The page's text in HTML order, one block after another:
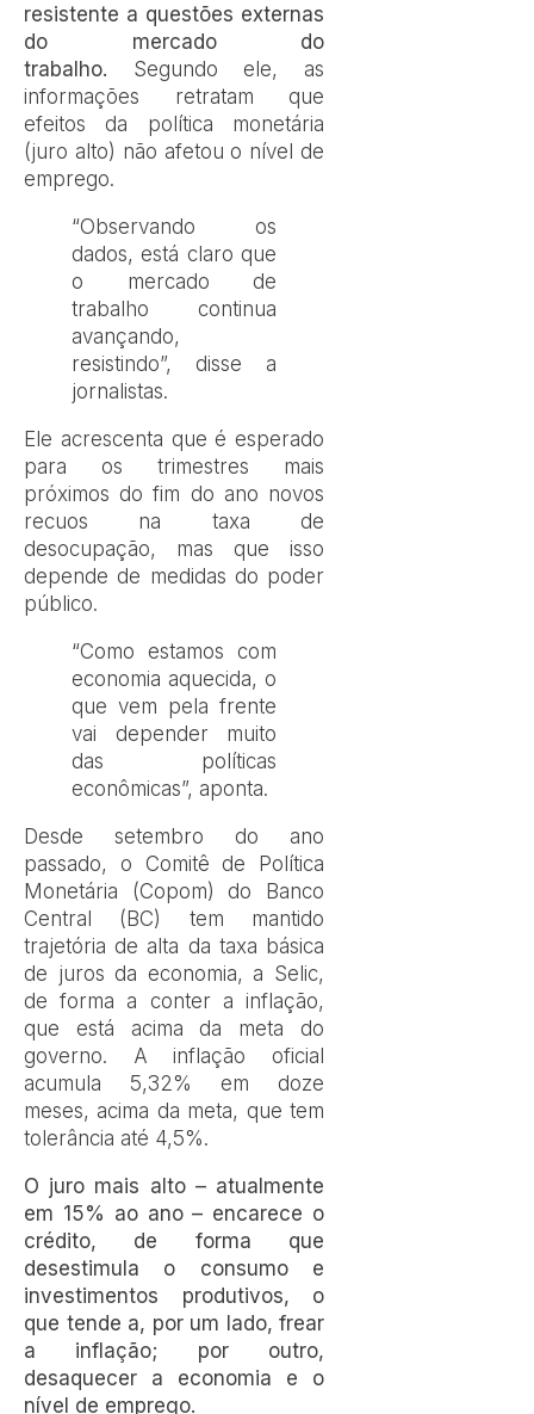
resistente a questões externas
do mercado do
trabalho. Segundo ele, as
informações retratam que
efeitos da política monetária
(juro alto) não afetou o nível de
emprego.
“Observando os
dados, está claro que
o mercado de
trabalho continua
avançando,
resistindo”, disse a
jornalistas.
Ele acrescenta que é esperado
para os trimestres mais
próximos do fim do ano novos
recuos na taxa de
desocupação, mas que isso
depende de medidas do poder
público.
“Como estamos com
economia aquecida, o
que vem pela frente
vai depender muito
das políticas
econômicas”, aponta.
Desde setembro do ano
passado, o Comitê de Política
Monetária (Copom) do Banco
Central (BC) tem mantido
trajetória de alta da taxa básica
de juros da economia, a Selic,
de forma a conter a inflação,
que está acima da meta do
governo. A inflação oficial
acumula 5,32% em doze
meses, acima da meta, que tem
tolerância até 4,5%.
O juro mais alto – atualmente
em 15% ao ano – encarece o
crédito, de forma que
desestimula o consumo e
investimentos produtivos, o
que tende a, por um lado, frear
a inflação; por outro,
desaquecer a economia e o
nível de emprego.